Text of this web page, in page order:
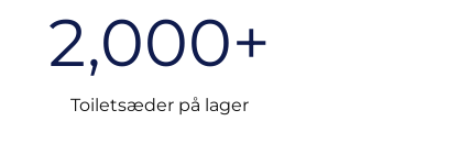
2,000+
Toiletsæder på lager